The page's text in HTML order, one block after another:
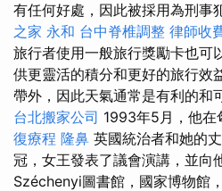
有任何好處，因此被採用為刑事
之家 永和 台中脊椎調整 律師收
旅行者使用一般旅行獎勵卡也可
供更靈活的積分和更好的旅行效
帶外，因此天氣通常是有利的和
台北搬家公司 1993年5月，他在
復療程 隆鼻 英國統治者和她的
冠，女王發表了議會演講，並向
Széchenyi圖書館，國家博物館